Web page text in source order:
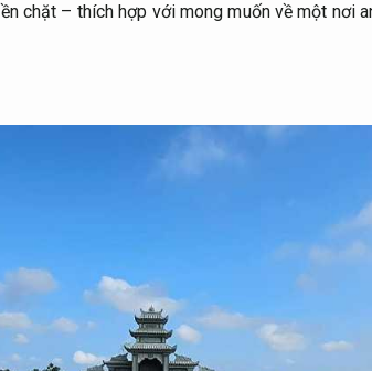
chặt – thích hợp với mong muốn về một nơi